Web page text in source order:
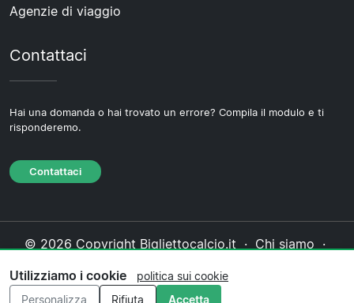
Agenzie di viaggio
Contattaci
Hai una domanda o hai trovato un errore? Compila il modulo e ti
risponderemo.
Contattaci
© 2026 Copyright Bigliettocalcio.it · Chi siamo ·
cookie·Politica editoriale
Utilizziamo i cookie
politica sui cookie
Personalizza
Rifiuta Accetta